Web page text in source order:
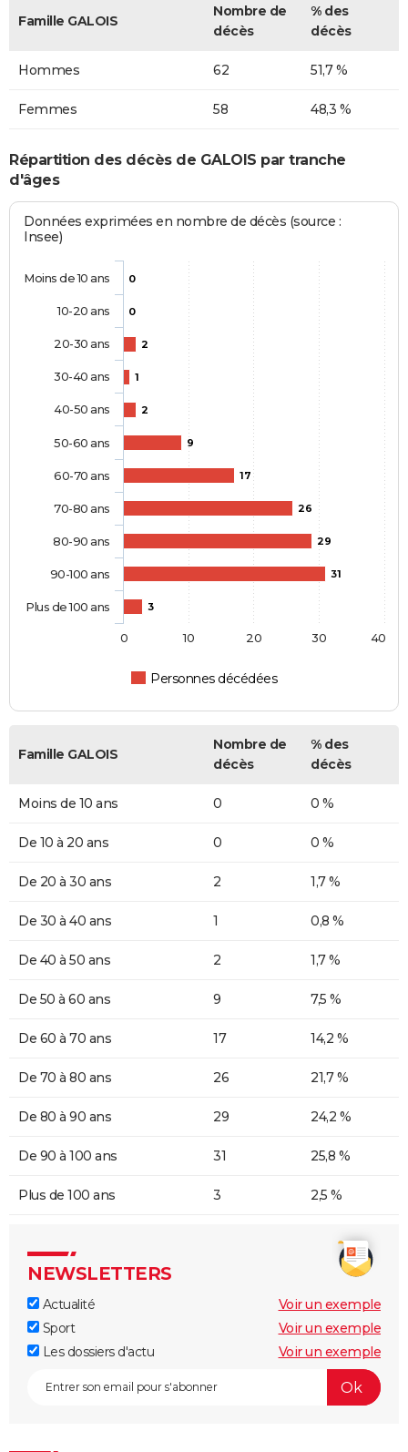
Famille GALOIS
Nombre de
décès
% des
décès
Hommes 62 51,7 %
Femmes 58 48,3 %
Répartition des décès de GALOIS par tranche
d'âges
Données exprimées en nombre de décès (source :
Insee)
0
0
2
1
2
9
17
26
29
31
3
Personnes décédées
Moins de 10 ans
10-20 ans
20-30 ans
30-40 ans
40-50 ans
50-60 ans
60-70 ans
70-80 ans
80-90 ans
90-100 ans
Plus de 100 ans
0 10 20 30 40
Famille GALOIS
Nombre de
décès
% des
décès
Moins de 10 ans 0 0 %
De 10 à 20 ans 0 0 %
De 20 à 30 ans 2 1,7 %
De 30 à 40 ans 1 0,8 %
De 40 à 50 ans 2 1,7 %
De 50 à 60 ans 9 7,5 %
De 60 à 70 ans 17 14,2 %
De 70 à 80 ans 26 21,7 %
De 80 à 90 ans 29 24,2 %
De 90 à 100 ans 31 25,8 %
Plus de 100 ans 3 2,5 %
NEWSLETTERS
Actualité
Voir un exemple
Sport
Voir un exemple
Les dossiers d'actu
Voir un exemple